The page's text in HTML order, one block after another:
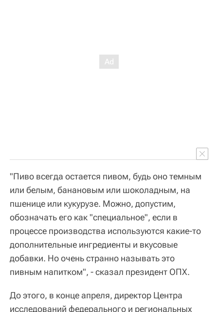
"Пиво всегда остается пивом, будь оно темным
или белым, банановым или шоколадным, на
пшенице или кукурузе. Можно, допустим,
обозначать его как "специальное", если в
процессе производства используются какие-то
дополнительные ингредиенты и вкусовые
добавки. Но очень странно называть это
пивным напитком", - сказал президент ОПХ.
До этого, в конце апреля, директор Центра
исследований федерального и региональных